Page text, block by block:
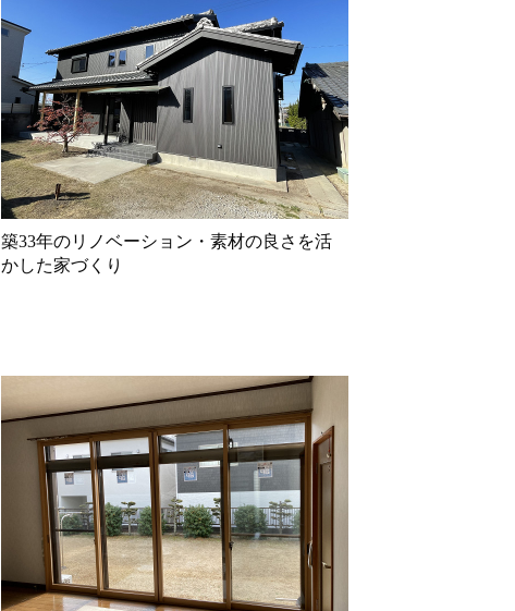
築33年のリノベーション・素材の良さを活
かした家づくり